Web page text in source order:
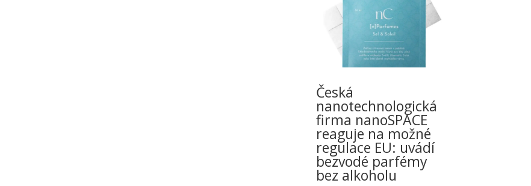
Česká
nanotechnologická
firma nanoSPACE
reaguje na možné
regulace EU: uvádí
bezvodé parfémy
bez alkoholu